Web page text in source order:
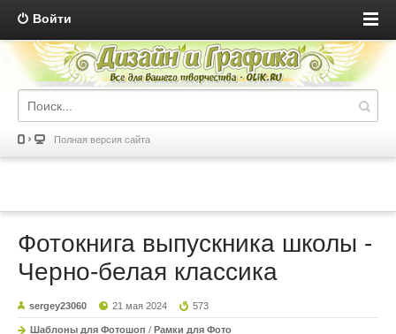
Войти
Полная версия сайта
Фотокнига выпускника школы -
Черно-белая классика
sergey23060 21 мая 2024 573
Шаблоны для Фотошоп / Рамки для Фото